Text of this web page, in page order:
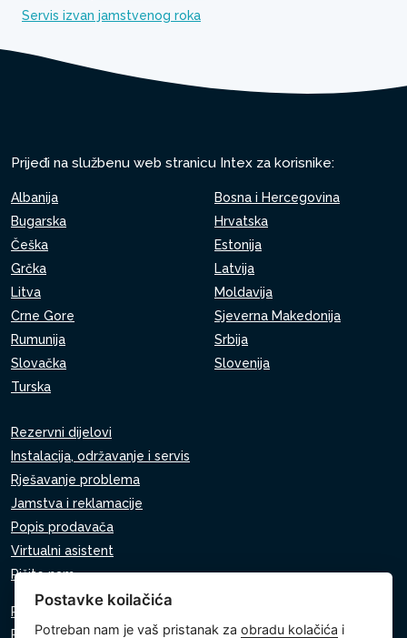
Servis izvan jamstvenog roka
Prijeđi na službenu web stranicu Intex za korisnike:
Albanija
Bosna i Hercegovina
Bugarska
Hrvatska
Češka
Estonija
Grčka
Latvija
Litva
Moldavija
Crne Gore
Sjeverna Makedonija
Rumunija
Srbija
Slovačka
Slovenija
Turska
Rezervni dijelovi
Instalacija, održavanje i servis
Rješavanje problema
Jamstva i reklamacije
Popis prodavača
Virtualni asistent
Pišite nam
Pravila o zaštiti osobnih podataka
Pravila o korištenju kolačića
Postavke koilačića
Potreban nam je vaš pristanak zaobradu kolačića i